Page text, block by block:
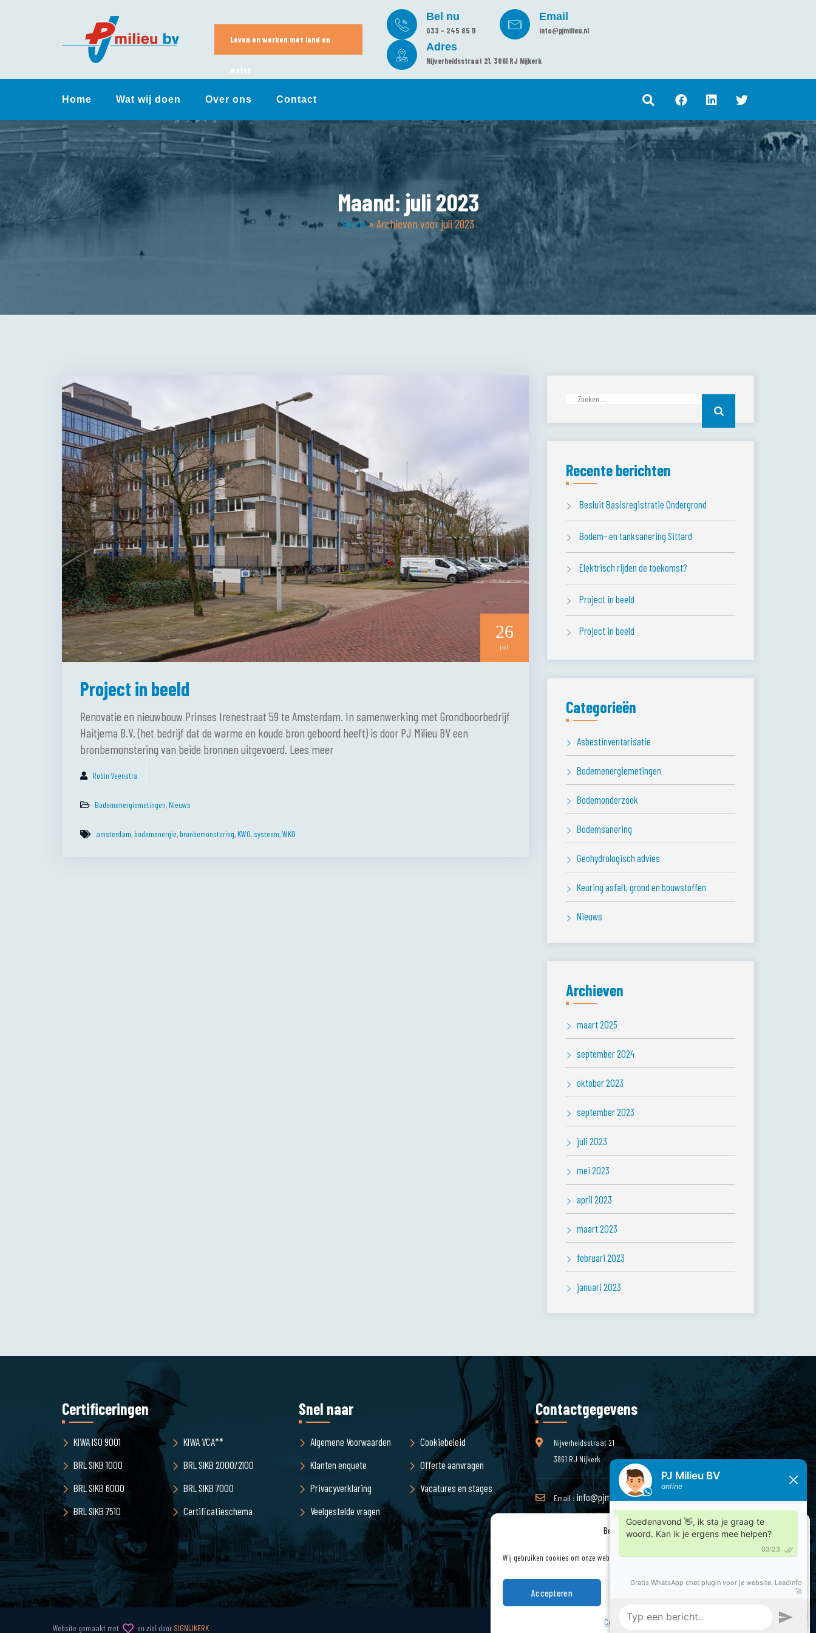
Beheer cookie toestemming
Wij gebruiken cookies om onze website en onze service te optimaliseren.
Accepteren
Cookiebeleid Privacyverklaring
Leven en werken met land en
water
Bel nu
033 - 245 85 11
Email
info@pjmilieu.nl
Adres
Nijverheidsstraat 21, 3861 RJ Nijkerk
Home Wat wij doen Over ons Contact
Maand: juli 2023
Home» Archieven voor juli 2023
26
jul
Project in beeld
Renovatie en nieuwbouw Prinses Irenestraat 59 te Amsterdam. In samenwerking met Grondboorbedrijf
Haitjema B.V. (het bedrijf dat de warme en koude bron geboord heeft) is door PJ Milieu BV een
bronbemonstering van beide bronnen uitgevoerd. Lees meer
Robin Veenstra
Bodemenergiemetingen, Nieuws
amsterdam, bodemenergie, bronbemonstering, KWO, systeem,WKO
Zoeken
Recente berichten
Besluit Basisregistratie Ondergrond
Bodem- en tanksanering Sittard
Elektrisch rijden de toekomst?
Project in beeld
Project in beeld
Categorieën
Asbestinventarisatie
Bodemenergiemetingen
Bodemonderzoek
Bodemsanering
Geohydrologisch advies
Keuring asfalt, grond en bouwstoffen
Nieuws
Archieven
maart 2025
september 2024
oktober 2023
september 2023
juli 2023
mei 2023
april 2023
maart 2023
februari 2023
januari 2023
Certificeringen
KIWA ISO 9001
KIWA VCA**
BRL SIKB 1000
BRL SIKB 2000/2100
BRL SIKB 6000
BRL SIKB 7000
BRL SIKB 7510
Certificatieschema
Snel naar
Algemene Voorwaarden
Cookiebeleid
Klanten enquete
Offerte aanvragen
Privacyverklaring
Vacatures en stages
Veelgestelde vragen
Contactgegevens
Nijverheidsstraat 21
3861 RJ Nijkerk
Email : info@pjmilieu.nl
Telefoon : 033 – 245 85 11
Website gemaakt met en ziel door SIGNIJKERK